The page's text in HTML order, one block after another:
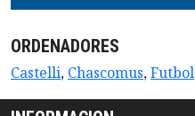
ORDENADORES
Castelli, Chascomus,Futbol